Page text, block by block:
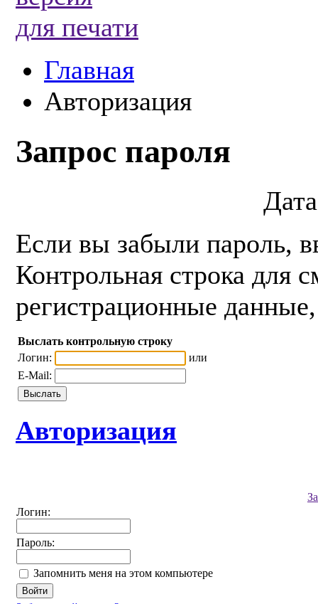
для печати
Главная
Авторизация
Запрос пароля
Если вы забыли пароль,
Контрольная строка для
регистрационные
Выслать контрольную строку
Логин:
или
E-Mail:
Авторизация
Логин:
Пароль:
Запомнить меня на этом компьютере